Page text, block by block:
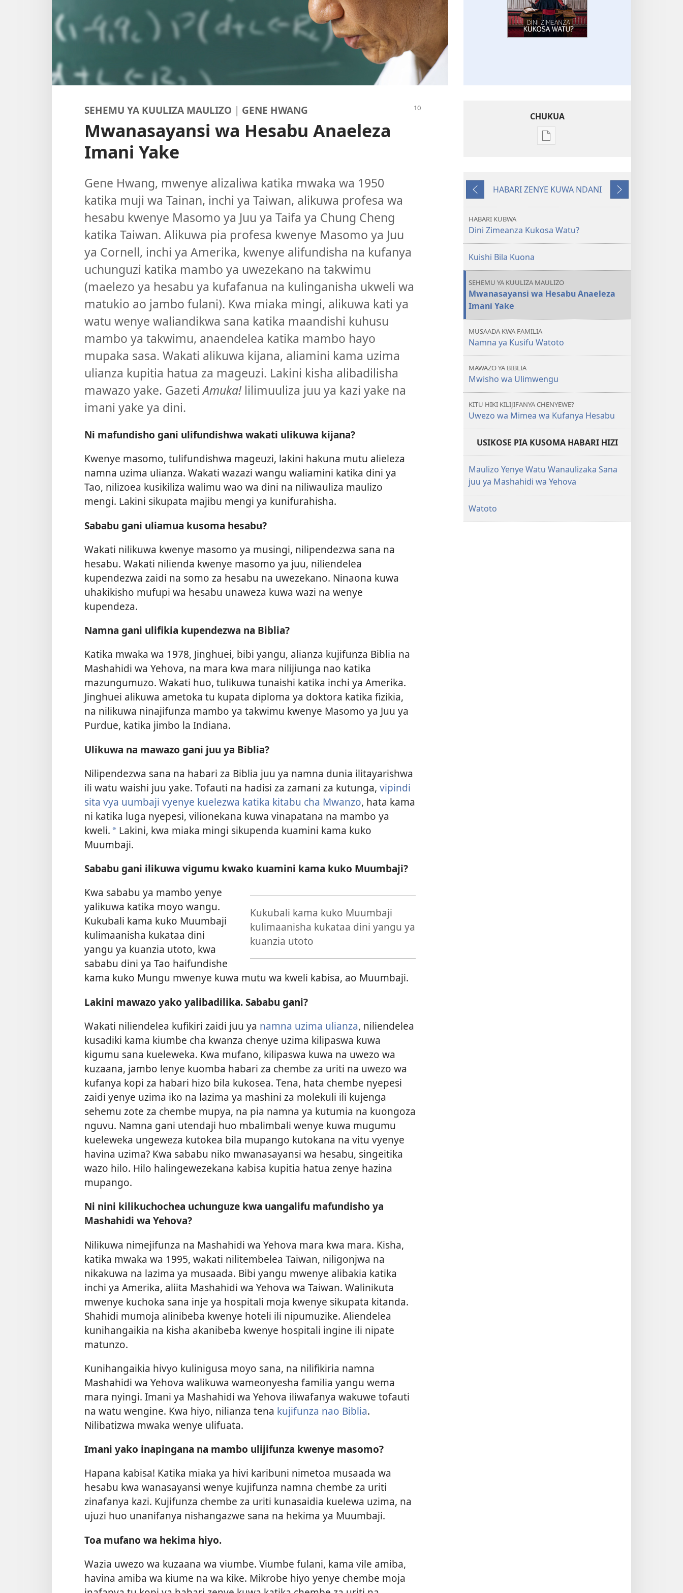
SEHEMU YA KUULIZA MAULIZO | GENE HWANG
Mwanasayansi wa Hesabu Anaeleza
Imani Yake
Gene Hwang, mwenye alizaliwa katika mwaka wa 1950
katika muji wa Tainan, inchi ya Taiwan, alikuwa profesa wa
hesabu kwenye Masomo ya Juu ya Taifa ya Chung Cheng
katika Taiwan. Alikuwa pia profesa kwenye Masomo ya Juu
ya Cornell, inchi ya Amerika, kwenye alifundisha na kufanya
uchunguzi katika mambo ya uwezekano na takwimu
(maelezo ya hesabu ya kufafanua na kulinganisha ukweli wa
matukio ao jambo fulani). Kwa miaka mingi, alikuwa kati ya
watu wenye waliandikwa sana katika maandishi kuhusu
mambo ya takwimu, anaendelea katika mambo hayo
mupaka sasa. Wakati alikuwa kijana, aliamini kama uzima
ulianza kupitia hatua za mageuzi. Lakini kisha alibadilisha
mawazo yake. GazetiAmuka! lilimuuliza juu ya kazi yake na
imani yake ya dini.
Ni mafundisho gani ulifundishwa wakati ulikuwa kijana?
Kwenye masomo, tulifundishwa mageuzi, lakini hakuna mutu alieleza
namna uzima ulianza. Wakati wazazi wangu waliamini katika dini ya
Tao, nilizoea kusikiliza walimu wao wa dini na niliwauliza maulizo
mengi. Lakini sikupata majibu mengi ya kunifurahisha.
Sababu gani uliamua kusoma hesabu?
Wakati nilikuwa kwenye masomo ya musingi, nilipendezwa sana na
hesabu. Wakati nilienda kwenye masomo ya juu, niliendelea
kupendezwa zaidi na somo za hesabu na uwezekano. Ninaona kuwa
uhakikisho mufupi wa hesabu unaweza kuwa wazi na wenye
kupendeza.
Namna gani ulifikia kupendezwa na Biblia?
Katika mwaka wa 1978, Jinghuei, bibi yangu, alianza kujifunza Biblia na
Mashahidi wa Yehova, na mara kwa mara nilijiunga nao katika
mazungumuzo. Wakati huo, tulikuwa tunaishi katika inchi ya Amerika.
Jinghuei alikuwa ametoka tu kupata diploma ya doktora katika fizikia,
na nilikuwa ninajifunza mambo ya takwimu kwenye Masomo ya Juu ya
Purdue, katika jimbo la Indiana.
Ulikuwa na mawazo gani juu ya Biblia?
Nilipendezwa sana na habari za Biblia juu ya namna dunia ilitayarishwa
ili watu waishi juu yake. Tofauti na hadisi za zamani za kutunga, vipindi
sita vya uumbaji vyenye kuelezwa katika kitabu cha Mwanzo, hata kama
ni katika luga nyepesi, vilionekana kuwa vinapatana na mambo ya
kweli. * Lakini, kwa miaka mingi sikupenda kuamini kama kuko
Muumbaji.
Sababu gani ilikuwa vigumu kwako kuamini kama kuko Muumbaji?
Kukubali kama kuko Muumbaji
kulimaanisha kukataa dini yangu ya
kuanzia utoto
Kwa sababu ya mambo yenye
yalikuwa katika moyo wangu.
Kukubali kama kuko Muumbaji
kulimaanisha kukataa dini
yangu ya kuanzia utoto, kwa
sababu dini ya Tao haifundishe
kama kuko Mungu mwenye kuwa mutu wa kweli kabisa, ao Muumbaji.
Lakini mawazo yako yalibadilika. Sababu gani?
Wakati niliendelea kufikiri zaidi juu ya namna uzima ulianza, niliendelea
kusadiki kama kiumbe cha kwanza chenye uzima kilipaswa kuwa
kigumu sana kueleweka. Kwa mufano, kilipaswa kuwa na uwezo wa
kuzaana, jambo lenye kuomba habari za chembe za uriti na uwezo wa
kufanya kopi za habari hizo bila kukosea. Tena, hata chembe nyepesi
zaidi yenye uzima iko na lazima ya mashini za molekuli ili kujenga
sehemu zote za chembe mupya, na pia namna ya kutumia na kuongoza
nguvu. Namna gani utendaji huo mbalimbali wenye kuwa mugumu
kueleweka ungeweza kutokea bila mupango kutokana na vitu vyenye
havina uzima? Kwa sababu niko mwanasayansi wa hesabu, singeitika
wazo hilo. Hilo halingewezekana kabisa kupitia hatua zenye hazina
mupango.
Ni nini kilikuchochea uchunguze kwa uangalifu mafundisho ya
Mashahidi wa Yehova?
Nilikuwa nimejifunza na Mashahidi wa Yehova mara kwa mara. Kisha,
katika mwaka wa 1995, wakati nilitembelea Taiwan, niligonjwa na
nikakuwa na lazima ya musaada. Bibi yangu mwenye alibakia katika
inchi ya Amerika, aliita Mashahidi wa Yehova wa Taiwan. Walinikuta
mwenye kuchoka sana inje ya hospitali moja kwenye sikupata kitanda.
Shahidi mumoja alinibeba kwenye hoteli ili nipumuzike. Aliendelea
kunihangaikia na kisha akanibeba kwenye hospitali ingine ili nipate
matunzo.
Kunihangaikia hivyo kulinigusa moyo sana, na nilifikiria namna
Mashahidi wa Yehova walikuwa wameonyesha familia yangu wema
mara nyingi. Imani ya Mashahidi wa Yehova iliwafanya wakuwe tofauti
na watu wengine. Kwa hiyo, nilianza tena kujifunza nao Biblia.
Nilibatizwa mwaka wenye ulifuata.
Imani yako inapingana na mambo ulijifunza kwenye masomo?
Hapana kabisa! Katika miaka ya hivi karibuni nimetoa musaada wa
hesabu kwa wanasayansi wenye kujifunza namna chembe za uriti
zinafanya kazi. Kujifunza chembe za uriti kunasaidia kuelewa uzima, na
ujuzi huo unanifanya nishangazwe sana na hekima ya Muumbaji.
Toa mufano wa hekima hiyo.
Wazia uwezo wa kuzaana wa viumbe. Viumbe fulani, kama vile amiba,
havina amiba wa kiume na wa kike. Mikrobe hiyo yenye chembe moja
CHUKUA
Njia
vichapo
AMUKA!
YENYE
KUTANGULIA
HABARI ZENYE KUWA NDANI
ENDELEA
HABARI KUBWA
Dini Zimeanza Kukosa Watu?
Kuishi Bila Kuona
SEHEMU YA KUULIZA MAULIZO
Mwanasayansi wa Hesabu Anaeleza
Imani Yake
MUSAADA KWA FAMILIA
Namna ya Kusifu Watoto
MAWAZO YA BIBLIA
Mwisho wa Ulimwengu
KITU HIKI KILIJIFANYA CHENYEWE?
Uwezo wa Mimea wa Kufanya Hesabu
USIKOSE PIA KUSOMA HABARI HIZI
Maulizo Yenye Watu Wanaulizaka Sana
juu ya Mashahidi wa Yehova
Watoto